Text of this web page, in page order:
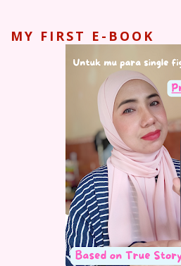
MY FIRST E-BOOK